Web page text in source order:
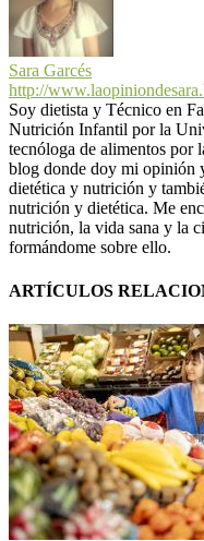
Sara Garcés
http://
Soy dietista y Técnico en
Nutrición Infantil por la
tecnóloga de alimentos por
blog donde doy mi opinión
dietética y nutrición y
nutrición y dietética. Me
nutrición, la vida sana y la
formándome sobre ello.
ARTÍCULOS